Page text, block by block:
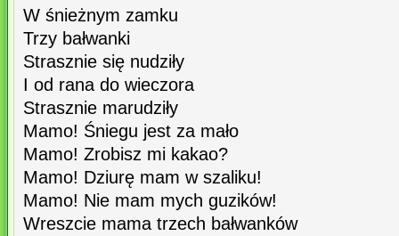
W śnieżnym zamku
Trzy bałwanki
Strasznie się nudziły
I od rana do wieczora
Strasznie marudziły
Mamo! Śniegu jest za mało
Mamo! Zrobisz mi kakao?
Mamo! Dziurę mam w szaliku!
Mamo! Nie mam mych guzików!
Wreszcie mama trzech bałwanków